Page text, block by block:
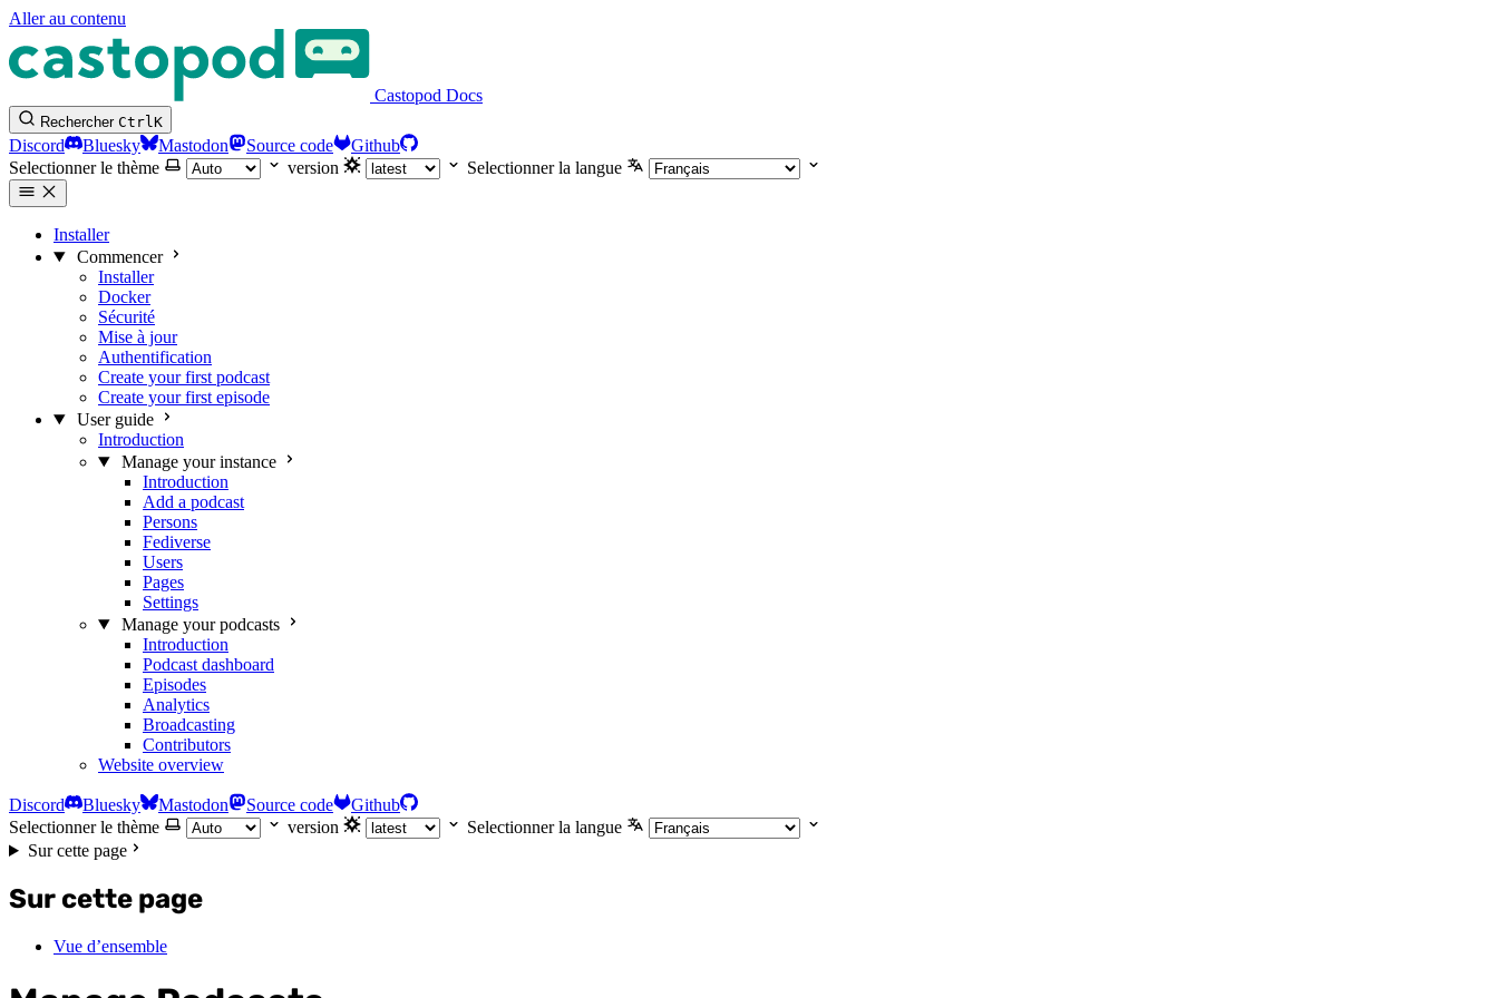
Aller au contenu
Castopod Docs
Rechercher CtrlK
Discord Bluesky Mastodon Source code
Github
Selectionner le thème
version Selectionner la langue
Installer
Commencer
Installer
Docker
Sécurité
Mise à jour
Authentification
Create your first podcast
Create your first episode
User guide
Introduction
Manage your instance
Introduction
Add a podcast
Persons
Fediverse
Users
Pages
Settings
Manage your podcasts
Introduction
Podcast dashboard
Episodes
Analytics
Broadcasting
Contributors
Website overview
Discord Bluesky Mastodon Source code
Github
Selectionner le thème
version
Selectionner la langue
Sur cette page
Sur cette page
Vue d’ensemble